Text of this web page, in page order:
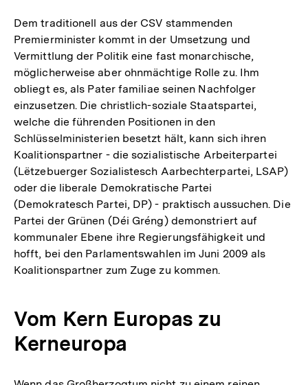
Dem traditionell aus der CSV stammenden
Premierminister kommt in der Umsetzung und
Vermittlung der Politik eine fast monarchische,
möglicherweise aber ohnmächtige Rolle zu. Ihm
obliegt es, als Pater familiae seinen Nachfolger
einzusetzen. Die christlich-soziale Staatspartei,
welche die führenden Positionen in den
Schlüsselministerien besetzt hält, kann sich ihren
Koalitionspartner - die sozialistische Arbeiterpartei
(Lëtzebuerger Sozialistesch Aarbechterpartei, LSAP)
oder die liberale Demokratische Partei
(Demokratesch Partei, DP) - praktisch aussuchen. Die
Partei der Grünen (Déi Gréng) demonstriert auf
kommunaler Ebene ihre Regierungsfähigkeit und
hofft, bei den Parlamentswahlen im Juni 2009 als
Koalitionspartner zum Zuge zu kommen.
Vom Kern Europas zu
Kerneuropa